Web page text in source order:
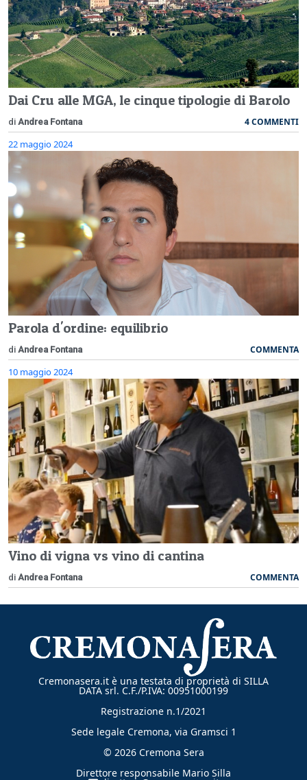
Dai Cru alle MGA, le cinque tipologie di Barolo
di Andrea Fontana 4 COMMENTI
22 maggio 2024
Parola d'ordine: equilibrio
di Andrea Fontana COMMENTA
10 maggio 2024
Vino di vigna vs vino di cantina
di Andrea Fontana COMMENTA
Cremonasera.it è una testata di proprietà di SILLA
DATA srl. C.F./P.IVA: 00951000199
Registrazione n.1/2021
Sede legale Cremona, via Gramsci 1
© 2026 Cremona Sera
Direttore responsabile Mario Silla